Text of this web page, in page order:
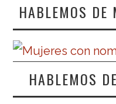
HABLEMOS DE
HABLEMOS